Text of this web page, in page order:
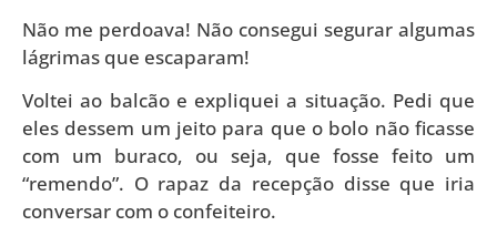
Não me perdoava! Não consegui segurar algumas
lágrimas que escaparam!
Voltei ao balcão e expliquei a situação. Pedi que
eles dessem um jeito para que o bolo não ficasse
com um buraco, ou seja, que fosse feito um
“remendo”. O rapaz da recepção disse que iria
conversar com o confeiteiro.